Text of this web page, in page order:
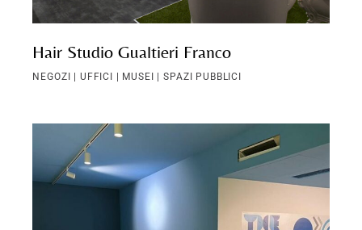
Hair Studio Gualtieri Franco
NEGOZI | UFFICI | MUSEI | SPAZI PUBBLICI